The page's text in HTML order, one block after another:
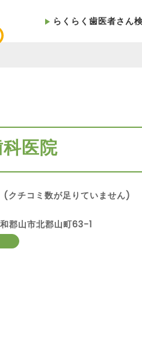
らくらく歯医者さん
医院
(クチコミ数が足りていません)
郡山市北郡山町63-1